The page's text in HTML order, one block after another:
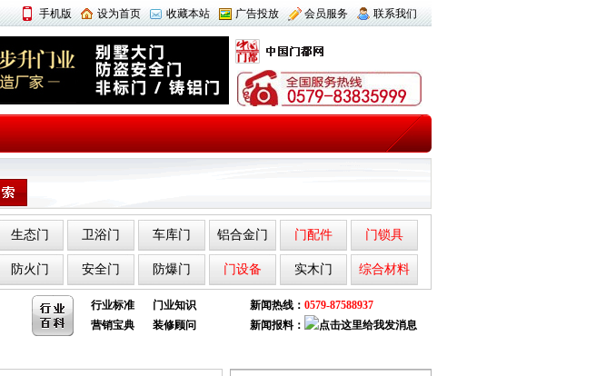
手机版 设为首页 收藏本站 广告投放 会员服务 联系我们
生态门 卫浴门 车库门 铝合金门 门配件 门锁具
防火门 安全门 防爆门 门设备 实木门 综合材料
行业标准
门业知识
营销宝典
装修顾问
新闻热线：
新闻报料：
0579-87588937